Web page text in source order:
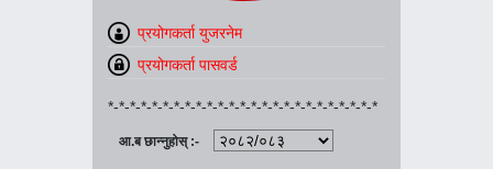
*-*-*-*-*-*-*-*-*-*-*-*-*-*-*-*-*-*-*-*-*-*-*-*-*
आ.ब छान्नुहोस् :-